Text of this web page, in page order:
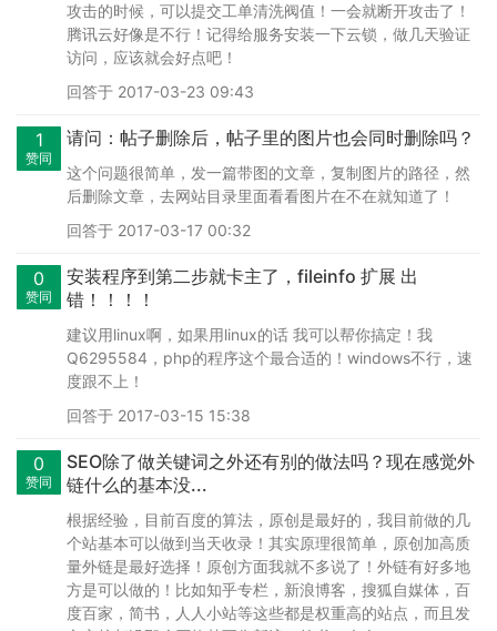
攻击的时候，可以提交工单清洗阀值！一会就断开攻击了！
腾讯云好像是不行！记得给服务安装一下云锁，做几天验证
访问，应该就会好点吧！
回答于 2017-03-23 09:43
1
赞同
请问：帖子删除后，帖子里的图片也会同时删除吗？
这个问题很简单，发一篇带图的文章，复制图片的路径，然
后删除文章，去网站目录里面看看图片在不在就知道了！
回答于 2017-03-17 00:32
0
赞同
安装程序到第二步就卡主了，fileinfo 扩展 出
错！！！！
建议用linux啊，如果用linux的话 我可以帮你搞定！我
Q6295584，php的程序这个最合适的！windows不行，速
度跟不上！
回答于 2017-03-15 15:38
0
赞同
SEO除了做关键词之外还有别的做法吗？现在感觉外
链什么的基本没...
根据经验，目前百度的算法，原创是最好的，我目前做的几
个站基本可以做到当天收录！其实原理很简单，原创加高质
量外链是最好选择！原创方面我就不多说了！外链有好多地
方是可以做的！比如知乎专栏，新浪博客，搜狐自媒体，百
度百家，简书，人人小站等这些都是权重高的站点，而且发